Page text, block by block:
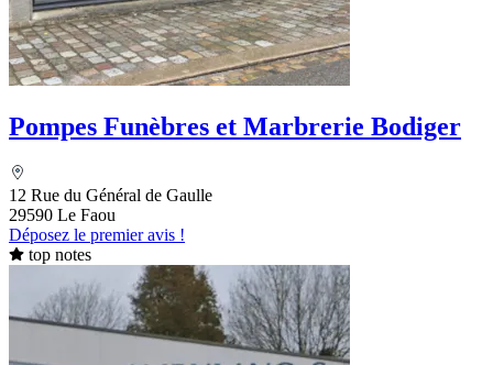
Pompes Funèbres et Marbrerie Bodiger
12 Rue du Général de Gaulle
29590 Le Faou
Déposez le premier avis !
top notes